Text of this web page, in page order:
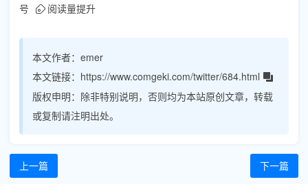
号
阅读量提升
本文作者： emer
本文链接： https://www.comgeki.com/twitter/684.html
版权申明： 除非特别说明，否则均为本站原创文章，转载
或复制请注明出处。
上一篇 下一篇